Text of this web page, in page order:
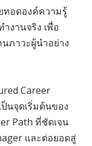
ทอดองค์ความรู้
งานจริง เพื่อ
ภาวะผู้นำอย่าง
Career
นจุดเริ่มต้นของ
Path ที่ชัดเจน
และต่อยอดสู่